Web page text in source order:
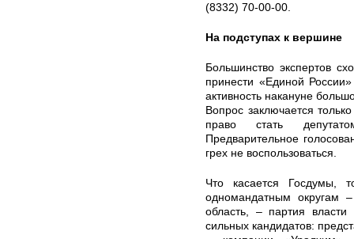
(8332) 70-00-00.
На подступах к вершине
Большинство экспертов
принести «Единой
активность накануне
Вопрос заключается
право стать
Предварительное
грех не воспользоваться.
Что касается Госдумы,
одномандатным
область, – партия
сильных кандидатов: